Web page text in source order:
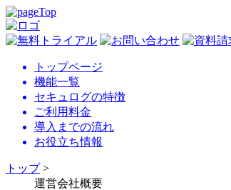
トップページ
機能一覧
セキュログの特徴
ご利用料金
導入までの流れ
お役立ち情報
トップ>
運営会社概要